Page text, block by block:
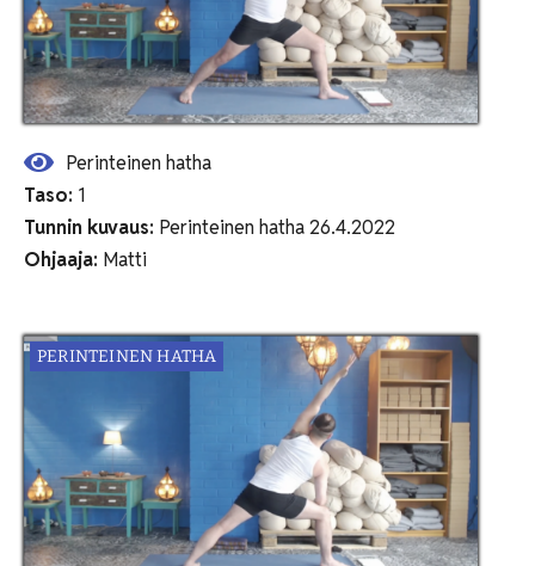
Perinteinen hatha
Taso: 1
Tunnin kuvaus: Perinteinen hatha 26.4.2022
Ohjaaja: Matti
PERINTEINEN HATHA